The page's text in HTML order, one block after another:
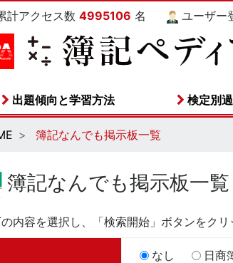
計アクセス数 4995106 名 ユーザー
出題傾向と学習方法
検定別
簿記なんでも掲示板一覧
簿記なんでも掲示板一覧
内容を選択し、「検索開始」ボタンをクリ
なし 日商